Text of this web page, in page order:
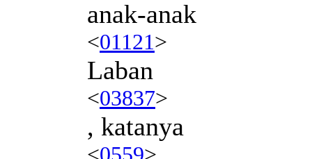
anak-anak
<01121>
Laban
<03837>
, katanya